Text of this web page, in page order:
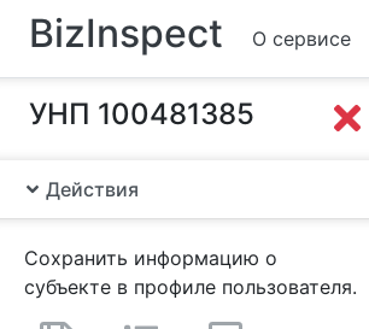
BizInspect О сервисе
УНП 100481385
Действия
Сохранить информацию о
субъекте в профиле пользователя.